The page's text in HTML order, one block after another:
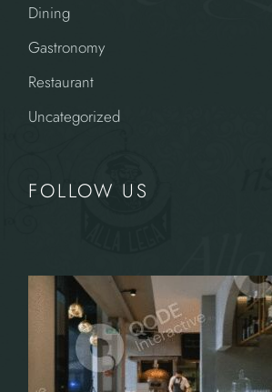
Dining
Gastronomy
Restaurant
Uncategorized
FOLLOW US